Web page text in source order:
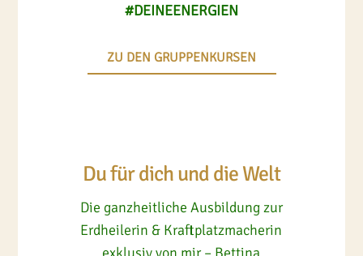
#DEINEENERGIEN
ZU DEN GRUPPENKURSEN
Du für dich und die Welt
Die ganzheitliche Ausbildung zur
Erdheilerin & Kraftplatzmacherin